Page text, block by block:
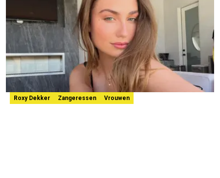
Roxy Dekker Zangeressen Vrouwen